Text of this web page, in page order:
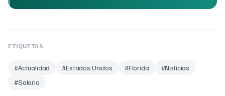
ETIQUETAS
#Actualidad #Estados Unidos #Florida #Noticias
#Salario